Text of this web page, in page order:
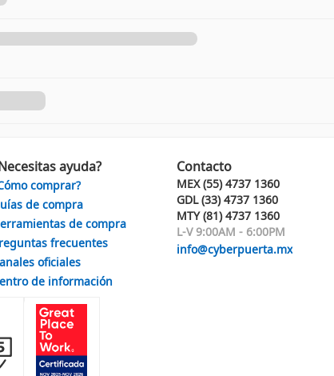
ayuda?
comprar?
de compra
de compra
frecuentes
oficiales
de información
Contacto
MEX (55) 4737 1360
GDL (33) 4737 1360
MTY (81) 4737 1360
L-V 9:00AM - 6:00PM
info@cyberpuerta.mx